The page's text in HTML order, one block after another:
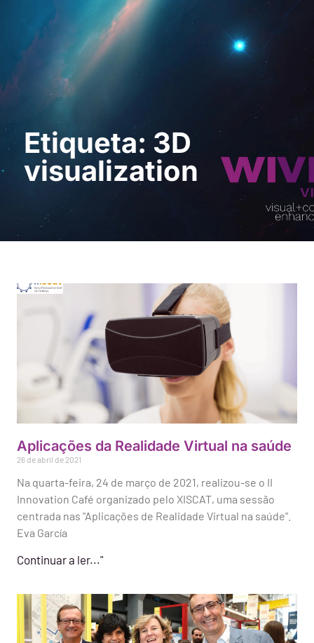
demonstração
Etiqueta: 3D
visualization
Aplicações da Realidade Virtual na saúde
26 de abril de 2021
Na quarta-feira, 24 de março de 2021, realizou-se o II
Innovation Café organizado pelo XISCAT, uma sessão
centrada nas "Aplicações de Realidade Virtual na saúde".
Eva García
Continuar a ler..."